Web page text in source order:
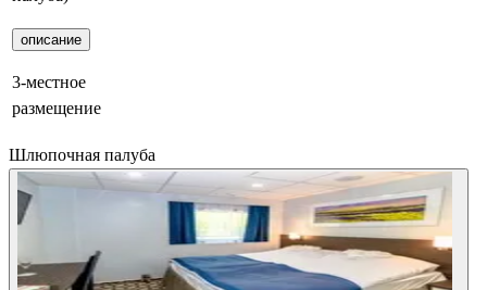
описание
3-местное
размещение
Шлюпочная палуба